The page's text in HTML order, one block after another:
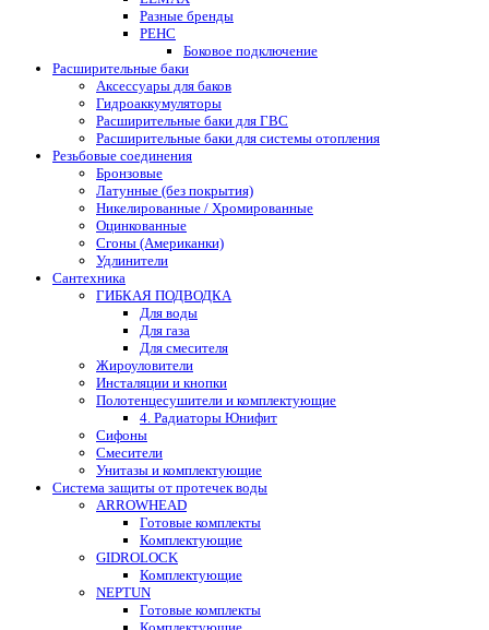
Разные бренды
РЕНС
Боковое подключение
Расширительные баки
Аксессуары для баков
Гидроаккумуляторы
Расширительные баки для ГВС
Расширительные баки для системы отопления
Резьбовые соединения
Бронзовые
Латунные (без покрытия)
Никелированные / Хромированные
Оцинкованные
Сгоны (Американки)
Удлинители
Сантехника
ГИБКАЯ ПОДВОДКА
Для воды
Для газа
Для смесителя
Жироуловители
Инсталяции и кнопки
Полотенцесушители и комплектующие
4. Радиаторы Юнифит
Сифоны
Смесители
Унитазы и комплектующие
Система защиты от протечек воды
ARROWHEAD
Готовые комплекты
Комплектующие
GIDROLOCK
Комплектующие
NEPTUN
Готовые комплекты